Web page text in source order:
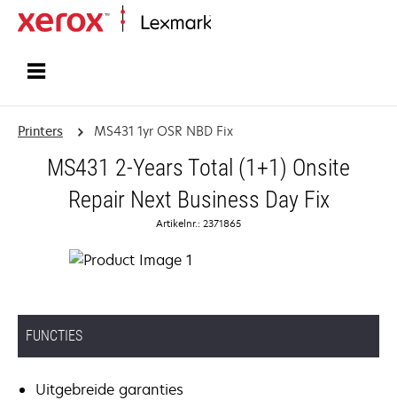
Printers MS431 1yr OSR NBD Fix
MS431 2-Years Total (1+1) Onsite
Repair Next Business Day Fix
Artikelnr.: 2371865
FUNCTIES
Uitgebreide garanties